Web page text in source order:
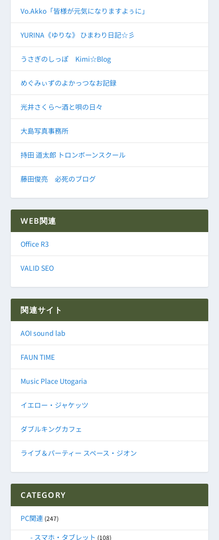
Vo.Akko「皆様が元気になりますよぅに」
YURINA《ゆりな》 ひまわり日記☆彡
うさぎのしっぽ Kimi☆Blog
めぐみぃずのよかっつなお記録
光井さくら～酒と唄の日々
大島写真事務所
持田 道太郎 トロンボーンスクール
藤田俊亮 必死のブログ
WEB関連
Office R3
VALID SEO
関連サイト
AOI sound lab
FAUN TIME
Music Place Utogaria
イエロー・ジャケッツ
ダブルキングカフェ
ライブ＆パーティー スペース・ジオン
CATEGORY
PC関連 (247)
スマホ・タブレット (108)